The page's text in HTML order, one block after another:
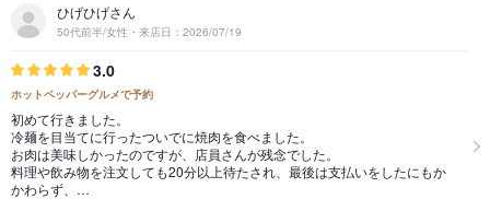
ひげひげさん
50代前半/女性・来店日：2026/07/19
3.0
ホットペッパーグルメで予約
初めて行きました。
冷麺を目当てに行ったついでに焼肉を食べました。
お肉は美味しかったのですが、店員さんが残念でした。
料理や飲み物を注文しても20分以上待たされ、最後は支払いをしたにもか
かわらず、…